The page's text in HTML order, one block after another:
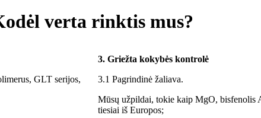
verta rinktis mus?
GLT serijos,
3. Griežta kokybės kontrolė
3.1 Pagrindinė žaliava.
Mūsų užpildai, tokie kaip MgO, bisfenolis
tiesiai iš Europos;